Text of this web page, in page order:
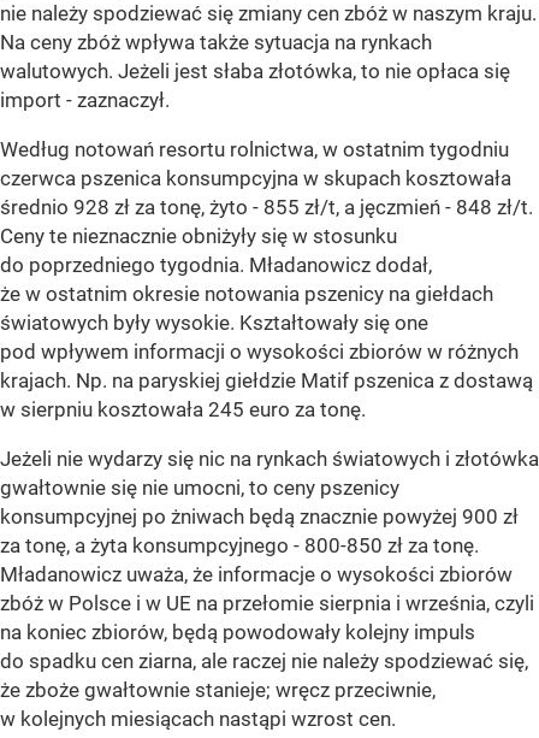
nie należy spodziewać się zmiany cen zbóż w naszym kraju.
Na ceny zbóż wpływa także sytuacja na rynkach
walutowych. Jeżeli jest słaba złotówka, to nie opłaca się
import - zaznaczył.
Według notowań resortu rolnictwa, w ostatnim tygodniu
czerwca pszenica konsumpcyjna w skupach kosztowała
średnio 928 zł za tonę, żyto - 855 zł/t, a jęczmień - 848 zł/t.
Ceny te nieznacznie obniżyły się w stosunku
do poprzedniego tygodnia. Mładanowicz dodał,
że w ostatnim okresie notowania pszenicy na giełdach
światowych były wysokie. Kształtowały się one
pod wpływem informacji o wysokości zbiorów w różnych
krajach. Np. na paryskiej giełdzie Matif pszenica z dostawą
w sierpniu kosztowała 245 euro za tonę.
Jeżeli nie wydarzy się nic na rynkach światowych i złotówka
gwałtownie się nie umocni, to ceny pszenicy
konsumpcyjnej po żniwach będą znacznie powyżej 900 zł
za tonę, a żyta konsumpcyjnego - 800-850 zł za tonę.
Mładanowicz uważa, że informacje o wysokości zbiorów
zbóż w Polsce i w UE na przełomie sierpnia i września, czyli
na koniec zbiorów, będą powodowały kolejny impuls
do spadku cen ziarna, ale raczej nie należy spodziewać się,
że zboże gwałtownie stanieje; wręcz przeciwnie,
w kolejnych miesiącach nastąpi wzrost cen.